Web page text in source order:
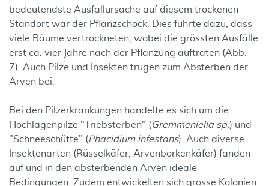
bedeutendste Ausfallursache auf diesem trockenen
Standort war der Pflanzschock. Dies führte dazu, dass
viele Bäume vertrockneten, wobei die grössten Ausfälle
erst ca. vier Jahre nach der Pflanzung auftraten (Abb.
7). Auch Pilze und Insekten trugen zum Absterben der
Arven bei.
Bei den Pilzerkrankungen handelte es sich um die
Hochlagenpilze "Triebsterben" (Gremmeniella sp.) und
"Schneeschütte" (Phacidium infestans). Auch diverse
Insektenarten (Rüsselkäfer, Arvenborkenkäfer) fanden
auf und in den absterbenden Arven ideale
Bedingungen. Zudem entwickelten sich grosse Kolonien